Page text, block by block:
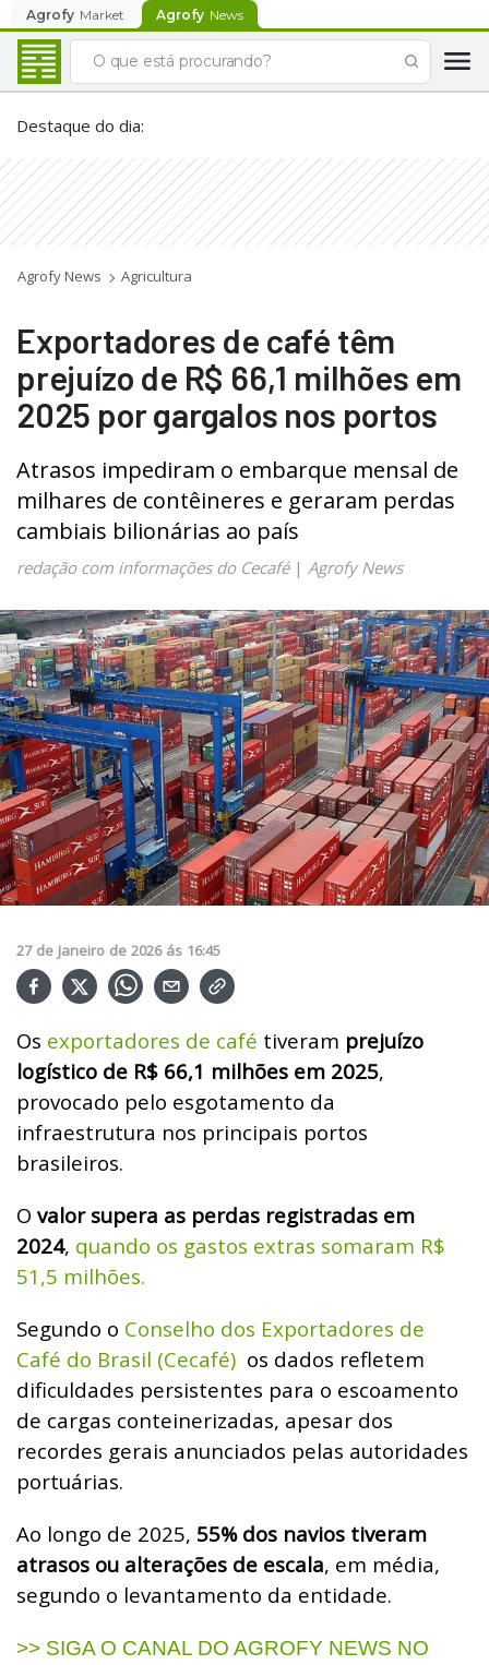
Agrofy Market Agrofy News
Destaque do dia:
Agrofy News Agricultura
Exportadores de café têm
prejuízo de R$ 66,1 milhões em
2025 por gargalos nos portos
Atrasos impediram o embarque mensal de
milhares de contêineres e geraram perdas
cambiais bilionárias ao país
redação com informações do Cecafé| Agrofy News
27 de Janeiro de 2026 ás 16:45
Os exportadores de café tiveram prejuízo
logístico de R$ 66,1 milhões em 2025,
provocado pelo esgotamento da
infraestrutura nos principais portos
brasileiros.
O valor supera as perdas registradas em
2024, quando os gastos extras somaram R$
51,5 milhões.
Segundo o Conselho dos Exportadores de
Café do Brasil (Cecafé) os dados refletem
dificuldades persistentes para o escoamento
de cargas conteinerizadas, apesar dos
recordes gerais anunciados pelas autoridades
portuárias.
Ao longo de 2025, 55% dos navios tiveram
atrasos ou alterações de escala, em média,
segundo o levantamento da entidade.
>> SIGA O CANAL DO AGROFY NEWS NO